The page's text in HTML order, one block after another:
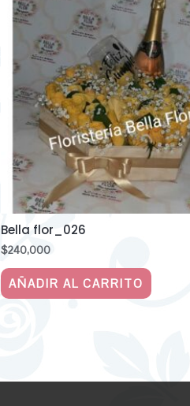
Bella flor_026
$240,000
AÑADIR AL CARRITO